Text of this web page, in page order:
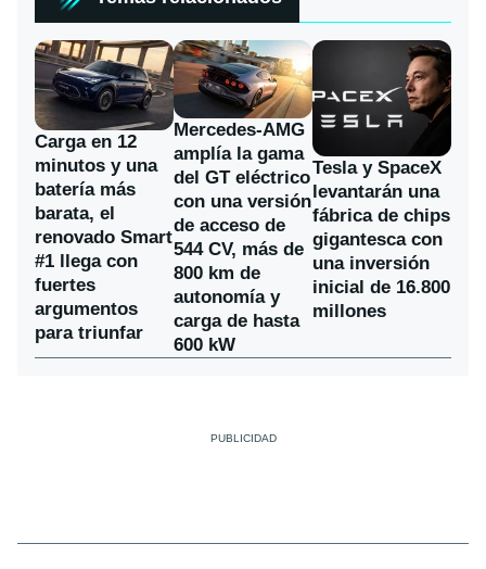
Carga en 12
minutos y una
batería más
barata, el
renovado Smart
#1 llega con
fuertes
argumentos
para triunfar
Mercedes-AMG
amplía la gama
del GT eléctrico
con una versión
de acceso de
544 CV, más de
800 km de
autonomía y
carga de hasta
600 kW
Tesla y SpaceX
levantarán una
fábrica de chips
gigantesca con
una inversión
inicial de 16.800
millones